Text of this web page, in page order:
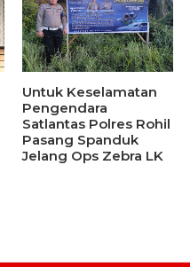
Untuk Keselamatan
Pengendara
Satlantas Polres Rohil
Pasang Spanduk
Jelang Ops Zebra LK